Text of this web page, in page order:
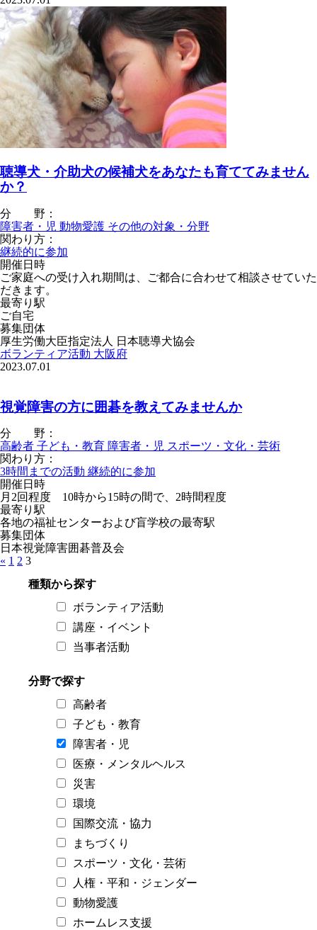
聴導犬・介助犬の候補犬をあなたも育ててみません
か？
分 野：
障害者・児 動物愛護 その他の対象・分野
関わり方：
継続的に参加
開催日時
ご家庭への受け入れ期間は、ご都合に合わせて相談させていた
だきます。
最寄り駅
ご自宅
募集団体
厚生労働大臣指定法人 日本聴導犬協会
ボランティア活動 大阪府
2023.07.01
視覚障害の方に囲碁を教えてみませんか
分 野：
高齢者 子ども・教育 障害者・児 スポーツ・文化・芸術
関わり方：
3時間までの活動 継続的に参加
開催日時
月2回程度 10時から15時の間で、2時間程度
最寄り駅
各地の福祉センターおよび盲学校の最寄駅
募集団体
日本視覚障害囲碁普及会
« 1 2 3
種類から探す
ボランティア活動
講座・イベント
当事者活動
分野で探す
高齢者
子ども・教育
障害者・児
医療・メンタルヘルス
災害
環境
国際交流・協力
まちづくり
スポーツ・文化・芸術
人権・平和・ジェンダー
動物愛護
ホームレス支援